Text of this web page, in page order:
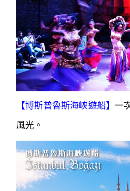
【博斯普魯斯海峽遊船】一
風光。